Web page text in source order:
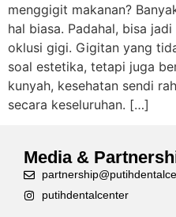
menggigit makanan?
hal biasa. Padahal, bisa
oklusi gigi. Gigitan yang
soal estetika, tetapi juga
kunyah, kesehatan sendi
secara keseluruhan. […]
Media &
putihdentalcenter